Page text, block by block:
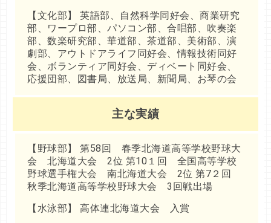
【文化部】 英語部、自然科学同好会、商業研究
部、ワープロ部、パソコン部、合唱部、吹奏楽
部、数楽研究部、華道部、茶道部、美術部、演
劇部、アウトドアライフ同好会、情報技術同好
会、ボランティア同好会、ディベート同好会、
応援団部、図書局、放送局、新聞局、お琴の会
主な実績
【野球部】 第58回 春季北海道高等学校野球大
会 北海道大会 2位 第10１回 全国高等学校
野球選手権大会 南北海道大会 2位 第7２回
秋季北海道高等学校野球大会 3回戦出場
【水泳部】 高体連北海道大会 入賞